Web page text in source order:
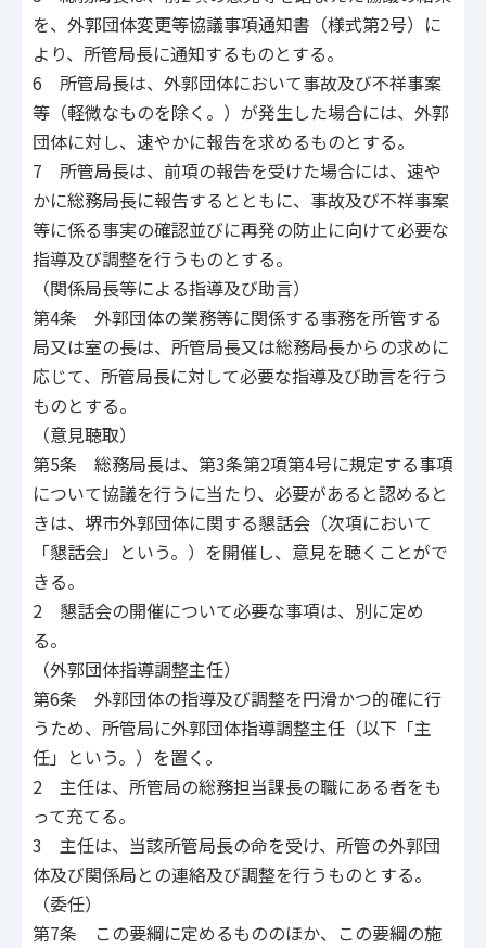
を、外郭団体変更等協議事項通知書（様式第2号）に
より、所管局長に通知するものとする。
6 所管局長は、外郭団体において事故及び不祥事案
等（軽微なものを除く。）が発生した場合には、外郭
団体に対し、速やかに報告を求めるものとする。
7 所管局長は、前項の報告を受けた場合には、速や
かに総務局長に報告するとともに、事故及び不祥事案
等に係る事実の確認並びに再発の防止に向けて必要な
指導及び調整を行うものとする。
（関係局長等による指導及び助言）
第4条 外郭団体の業務等に関係する事務を所管する
局又は室の長は、所管局長又は総務局長からの求めに
応じて、所管局長に対して必要な指導及び助言を行う
ものとする。
（意見聴取）
第5条 総務局長は、第3条第2項第4号に規定する事項
について協議を行うに当たり、必要があると認めると
きは、堺市外郭団体に関する懇話会（次項において
「懇話会」という。）を開催し、意見を聴くことがで
きる。
2 懇話会の開催について必要な事項は、別に定め
る。
（外郭団体指導調整主任）
第6条 外郭団体の指導及び調整を円滑かつ的確に行
うため、所管局に外郭団体指導調整主任（以下「主
任」という。）を置く。
2 主任は、所管局の総務担当課長の職にある者をも
って充てる。
3 主任は、当該所管局長の命を受け、所管の外郭団
体及び関係局との連絡及び調整を行うものとする。
（委任）
第7条 この要綱に定めるもののほか、この要綱の施